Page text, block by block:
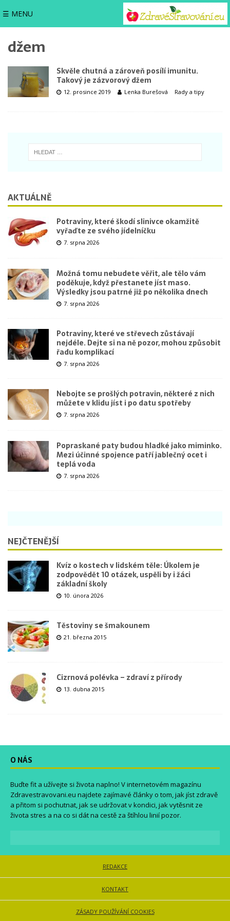
☰ MENU
džem
Skvěle chutná a zároveň posílí imunitu.
Takový je zázvorový džem
12. prosince 2019 Lenka Burešová Rady a tipy
AKTUÁLNĚ
Potraviny, které škodí slinivce okamžitě
vyřaďte ze svého jídelníčku
7. srpna 2026
Možná tomu nebudete věřit, ale tělo vám
poděkuje, když přestanete jíst maso.
Výsledky jsou patrné již po několika dnech
7. srpna 2026
Potraviny, které ve střevech zůstávají
nejdéle. Dejte si na ně pozor, mohou způsobit
řadu komplikací
7. srpna 2026
Nebojte se prošlých potravin, některé z nich
můžete v klidu jíst i po datu spotřeby
7. srpna 2026
Popraskané paty budou hladké jako miminko.
Mezi účinné spojence patří jablečný ocet i
teplá voda
7. srpna 2026
NEJČTENĚJŠÍ
Kvíz o kostech v lidském těle: Úkolem je
zodpovědět 10 otázek, uspěli by i žáci
základní školy
10. února 2026
Těstoviny se šmakounem
21. března 2015
Cizrnová polévka – zdraví z přírody
13. dubna 2015
O NÁS
Buďte fit a užívejte si života naplno! V internetovém magazínu
Zdravestravovani.eu najdete zajímavé články o tom, jak jíst zdravě
a přitom si pochutnat, jak se udržovat v kondici, jak vytěsnit ze
života stres a na co si dát na cestě za štíhlou linií pozor.
REDAKCE
KONTAKT
ZÁSADY POUŽÍVÁNÍ COOKIES